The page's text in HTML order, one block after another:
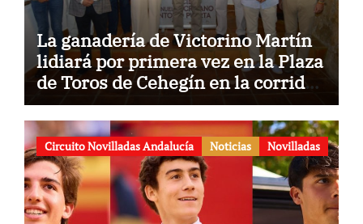
La ganadería de Victorino Martín
lidiará por primera vez en la Plaza
de Toros de Cehegín en la corrida
conmemorativa de su 125
aniversario
Circuito Novilladas Andalucía Noticias Novilladas